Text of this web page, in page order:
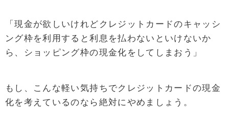
「現金が欲しいけれどクレジットカードのキャッシ
ング枠を利用すると利息を払わないといけないか
ら、ショッピング枠の現金化をしてしまおう」
もし、こんな軽い気持ちでクレジットカードの現金
化を考えているのなら絶対にやめましょう。